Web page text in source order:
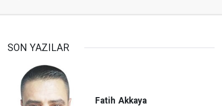
SON YAZILAR
Fatih Akkaya